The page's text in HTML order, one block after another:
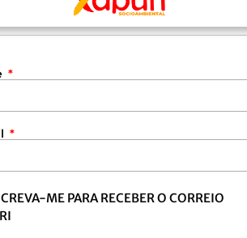
ME PARA RECEBER O CORREIO